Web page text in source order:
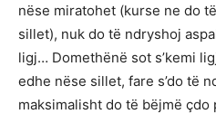
nëse miratohet (kurse ne do
sillet), nuk do të ndryshoj
ligj… Domethënë sot s’kemi
edhe nëse sillet, fare s’do të
maksimalisht do të bëjmë